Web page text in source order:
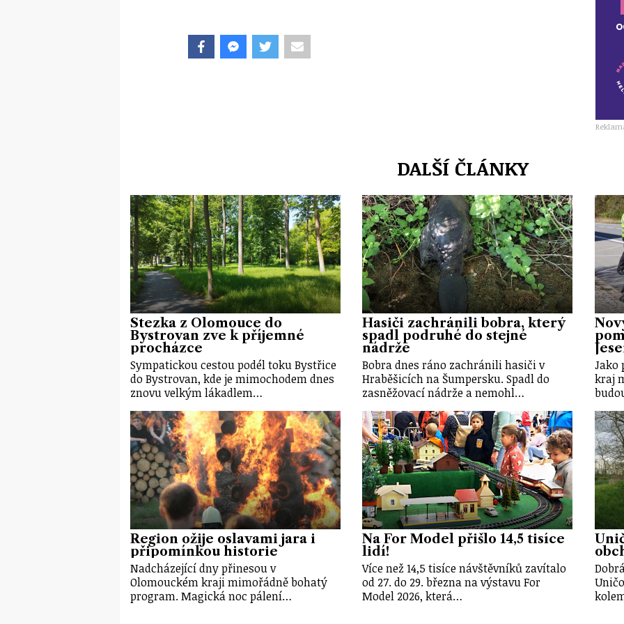
DALŠÍ ČLÁNKY
Stezka z Olomouce do
Bystrovan zve k příjemné
procházce
Sympatickou cestou podél toku Bystřice
do Bystrovan, kde je mimochodem dnes
znovu velkým lákadlem…
Hasiči zachránili bobra, který
spadl podruhé do stejné
nádrže
Bobra dnes ráno zachránili hasiči v
Hraběšicích na Šumpersku. Spadl do
zasněžovací nádrže a nemohl…
Jako
kraj
Region ožije oslavami jara i
připomínkou historie
Nadcházející dny přinesou v
Olomouckém kraji mimořádně bohatý
program. Magická noc pálení…
Na For Model přišlo 14,5 tisíce
lidí!
Více než 14,5 tisíce návštěvníků zavítalo
od 27. do 29. března na výstavu For
Model 2026, která…